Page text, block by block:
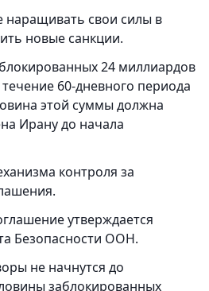
свои силы в
новые санкции.
24 миллиардов
60-дневного периода
этой суммы должна
Ирану до начала
контроля за
утверждается
Безопасности ООН.
не начнутся до
заблокированных